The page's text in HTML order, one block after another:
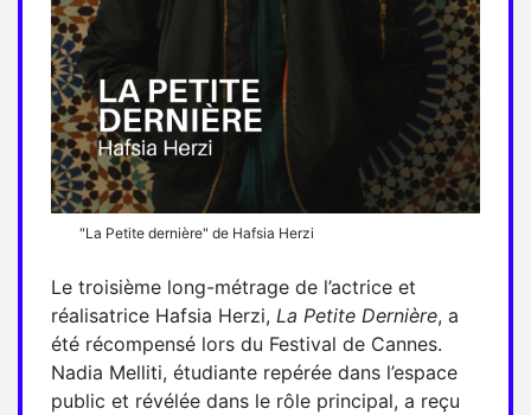
"La Petite dernière" de Hafsia Herzi
Le troisième long-métrage de l’actrice et
réalisatrice Hafsia Herzi, La Petite Dernière, a
été récompensé lors du Festival de Cannes.
Nadia Melliti, étudiante repérée dans l’espace
public et révélée dans le rôle principal, a reçu